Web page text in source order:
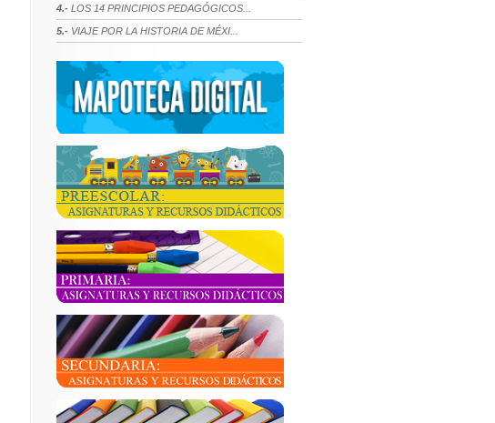
4.- LOS 14 PRINCIPIOS PEDAGÓGICOS...
5.- VIAJE POR LA HISTORIA DE MÉXI...